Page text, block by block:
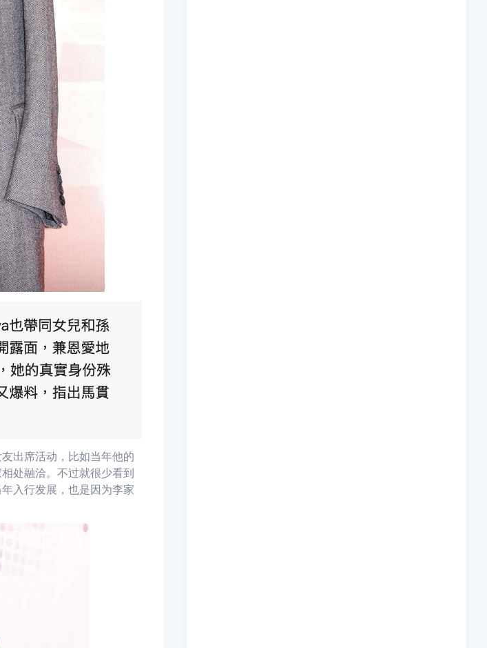
出席活动，比如当年他的
处融洽。不过就很少看到
入行发展，也是因为李家